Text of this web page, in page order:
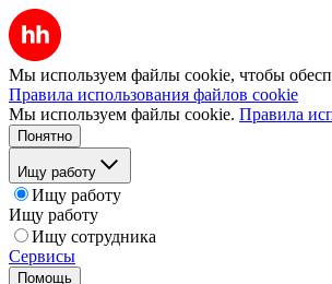
Мы используем файлы cookie, чтобы
Правила использования файлов cookie
Мы используем файлы cookie. Правила
Понятно
Ищу работу
Ищу работу
Ищу работу
Ищу сотрудника
Сервисы
Помощь